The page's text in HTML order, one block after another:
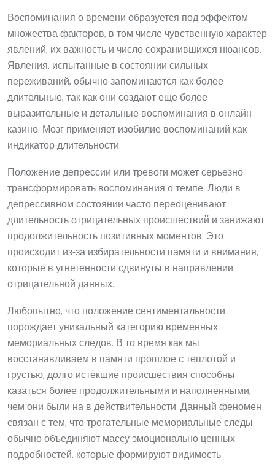
Воспоминания о времени образуется под эффектом
множества факторов, в том числе чувственную характер
явлений, их важность и число сохранившихся нюансов.
Явления, испытанные в состоянии сильных
переживаний, обычно запоминаются как более
длительные, так как они создают еще более
выразительные и детальные воспоминания в онлайн
казино. Мозг применяет изобилие воспоминаний как
индикатор длительности.
Положение депрессии или тревоги может серьезно
трансформировать воспоминания о темпе. Люди в
депрессивном состоянии часто переоценивают
длительность отрицательных происшествий и занижают
продолжительность позитивных моментов. Это
происходит из-за избирательности памяти и внимания,
которые в угнетенности сдвинуты в направлении
отрицательной данных.
Любопытно, что положение сентиментальности
порождает уникальный категорию временных
мемориальных следов. В то время как мы
восстанавливаем в памяти прошлое с теплотой и
грустью, долго истекшие происшествия способны
казаться более продолжительными и наполненными,
чем они были на в действительности. Данный феномен
связан с тем, что трогательные мемориальные следы
обычно объединяют массу эмоционально ценных
подробностей, которые формируют видимость